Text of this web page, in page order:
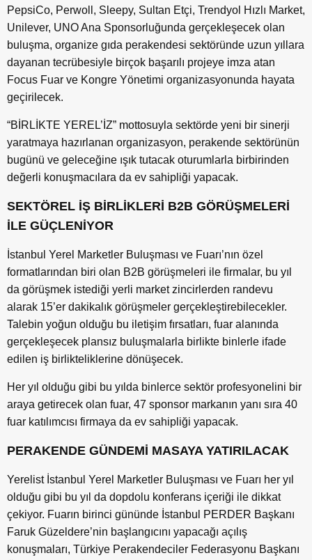
PepsiCo, Perwoll, Sleepy, Sultan Etçi, Trendyol Hızlı Market,
Unilever, UNO Ana Sponsorluğunda gerçekleşecek olan
buluşma, organize gıda perakendesi sektöründe uzun yıllara
dayanan tecrübesiyle birçok başarılı projeye imza atan
Focus Fuar ve Kongre Yönetimi organizasyonunda hayata
geçirilecek.
“BİRLİKTE YEREL’İZ” mottosuyla sektörde yeni bir sinerji
yaratmaya hazırlanan organizasyon, perakende sektörünün
bugünü ve geleceğine ışık tutacak oturumlarla birbirinden
değerli konuşmacılara da ev sahipliği yapacak.
SEKTÖREL İŞ BİRLİKLERİ B2B GÖRÜŞMELERİ
İLE GÜÇLENİYOR
İstanbul Yerel Marketler Buluşması ve Fuarı’nın özel
formatlarından biri olan B2B görüşmeleri ile firmalar, bu yıl
da görüşmek istediği yerli market zincirlerden randevu
alarak 15’er dakikalık görüşmeler gerçekleştirebilecekler.
Talebin yoğun olduğu bu iletişim fırsatları, fuar alanında
gerçekleşecek plansız buluşmalarla birlikte binlerle ifade
edilen iş birlikteliklerine dönüşecek.
Her yıl olduğu gibi bu yılda binlerce sektör profesyonelini bir
araya getirecek olan fuar, 47 sponsor markanın yanı sıra 40
fuar katılımcısı firmaya da ev sahipliği yapacak.
PERAKENDE GÜNDEMİ MASAYA YATIRILACAK
Yerelist İstanbul Yerel Marketler Buluşması ve Fuarı her yıl
olduğu gibi bu yıl da dopdolu konferans içeriği ile dikkat
çekiyor. Fuarın birinci gününde İstanbul PERDER Başkanı
Faruk Güzeldere’nin başlangıcını yapacağı açılış
konuşmaları, Türkiye Perakendeciler Federasyonu Başkanı